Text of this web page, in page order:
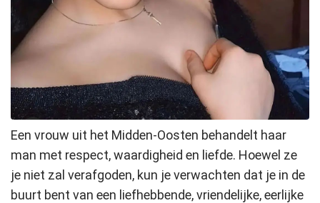
Een vrouw uit het Midden-Oosten behandelt haar
man met respect, waardigheid en liefde. Hoewel ze
je niet zal verafgoden, kun je verwachten dat je in de
buurt bent van een liefhebbende, vriendelijke, eerlijke